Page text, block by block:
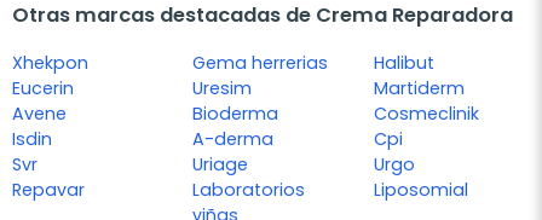
Otras marcas destacadas de Crema Reparadora
Xhekpon
Eucerin
Avene
Isdin
Svr
Repavar
Gema herrerias
Uresim
Bioderma
A-derma
Uriage
Laboratorios
Halibut
Martiderm
Cosmeclinik
Cpi
Urgo
Liposomial